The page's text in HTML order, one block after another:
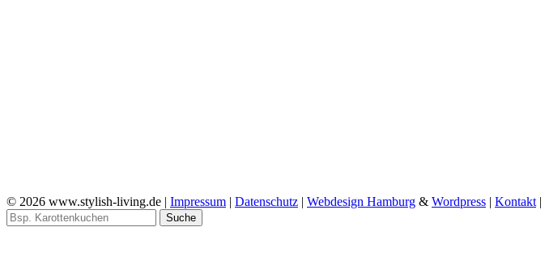
© 2026 www.stylish-living.de | Impressum | Datenschutz | Webdesign Hamburg & Wordpress | Kontakt |
Suche